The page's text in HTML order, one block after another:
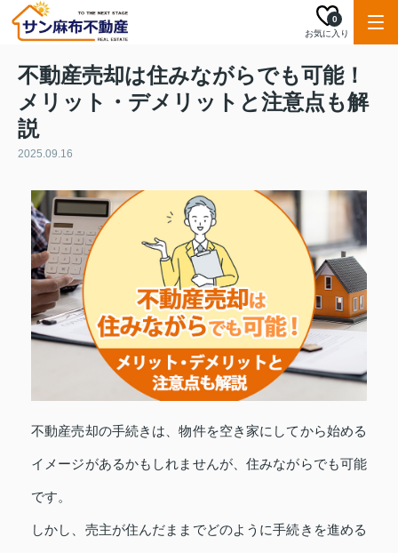
お気に入り
0
不動産売却は住みながらでも可能！
メリット・デメリットと注意点も解
説
2025.09.16
不動産売却の手続きは、物件を空き家にしてから始める
イメージがあるかもしれませんが、住みながらでも可能
です。
しかし、売主が住んだままでどのように手続きを進める